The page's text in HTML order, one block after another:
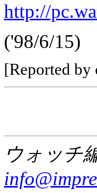
http://
('98/6/15)
[Reported by
ウォッチ